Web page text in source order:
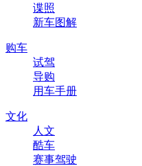
谍照
新车图解
购车
试驾
导购
用车手册
文化
人文
酷车
赛事驾驶